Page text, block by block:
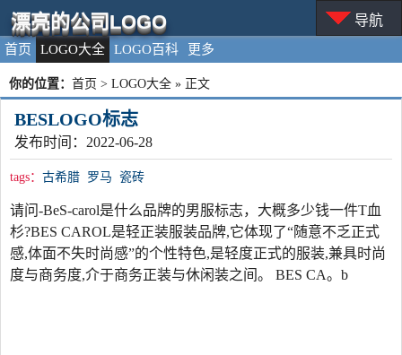
首页 LOGO大全 LOGO百科 更多
漂亮的公司LOGO 导航
你的位置： 首页 > LOGO大全 » 正文
BESLOGO标志
发布时间：2022-06-28
tags： 古希腊 罗马 瓷砖
请问-BeS-carol是什么品牌的男服标志，大概多少钱一件T血
杉?BES CAROL是轻正装服装品牌,它体现了“随意不乏正式
感,体面不失时尚感”的个性特色,是轻度正式的服装,兼具时尚
度与商务度,介于商务正装与休闲装之间。 BES CA。b